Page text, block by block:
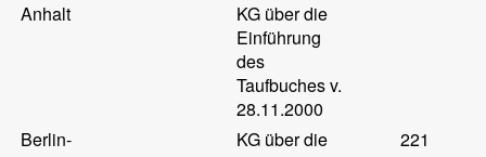
Anhalt
KG über die
Einführung
des
Taufbuches v.
28.11.2000
Berlin-
KG über die
221